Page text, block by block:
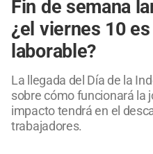
Fin de semana
¿el viernes 10
laborable?
La llegada del Día de la
sobre cómo funcionará la
impacto tendrá en el
trabajadores.